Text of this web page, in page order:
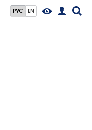
РУС EN